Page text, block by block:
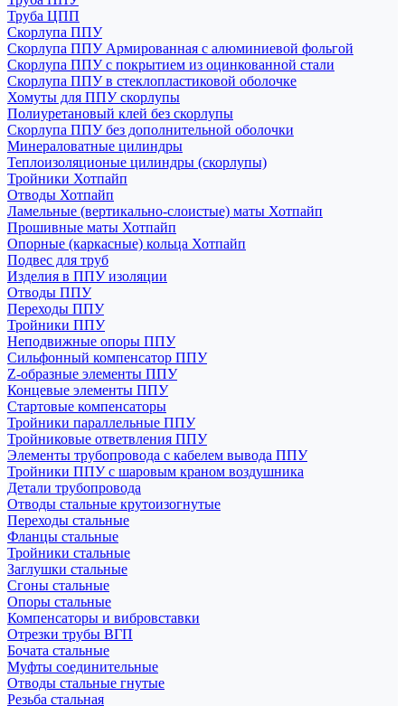
Труба ЦПП
Скорлупа ППУ
Скорлупа ППУ Армированная с алюминиевой фольгой
Скорлупа ППУ с покрытием из оцинкованной стали
Скорлупа ППУ в стеклопластиковой оболочке
Хомуты для ППУ скорлупы
Полиуретановый клей без скорлупы
Скорлупа ППУ без дополнительной оболочки
Минераловатные цилиндры
Теплоизоляционые цилиндры (скорлупы)
Тройники Хотпайп
Отводы Хотпайп
Ламельные (вертикально-слоистые) маты Хотпайп
Прошивные маты Хотпайп
Опорные (каркасные) кольца Хотпайп
Подвес для труб
Изделия в ППУ изоляции
Отводы ППУ
Переходы ППУ
Тройники ППУ
Неподвижные опоры ППУ
Cильфонный компенсатор ППУ
Z-образные элементы ППУ
Концевые элементы ППУ
Стартовые компенсаторы
Тройники параллельные ППУ
Тройниковые ответвления ППУ
Элементы трубопровода с кабелем вывода ППУ
Тройники ППУ с шаровым краном воздушника
Детали трубопровода
Отводы стальные крутоизогнутые
Переходы стальные
Фланцы стальные
Тройники стальные
Заглушки стальные
Сгоны стальные
Опоры стальные
Компенсаторы и вибровставки
Отрезки трубы ВГП
Бочата стальные
Муфты соединительные
Отводы стальные гнутые
Резьба стальная